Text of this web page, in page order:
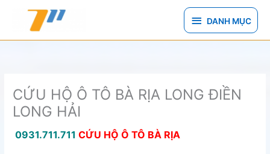
DANH
MỤC
DANH MỤC
CỨU HỘ Ô TÔ BÀ RỊA LONG ĐIỀN
LONG HẢI
0931.711.711CỨU HỘ Ô TÔ BÀ RỊA